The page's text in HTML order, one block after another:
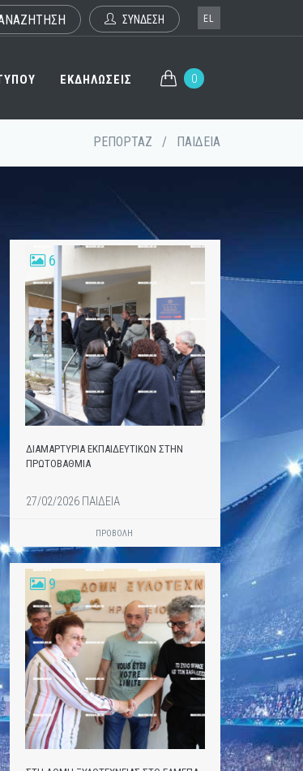
ΣΥΝΔΕΣΗ EL
ΕΚΔΗΛΩΣΕΙΣ 0
ΡΕΠΟΡΤΑΖ / ΠΑΙΔΕΙΑ
6
ΔΙΑΜΑΡΤΥΡΙΑ ΕΚΠΑΙΔΕΥΤΙΚΩΝ ΣΤΗΝ
ΠΡΩΤΟΒΑΘΜΙΑ
27/02/2026 ΠΑΙΔΕΙΑ
ΠΡΟΒΟΛΗ
9